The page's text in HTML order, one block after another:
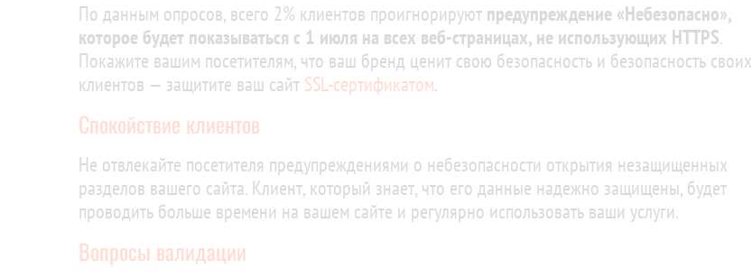
По данным опросов, всего 2% клиентов проигнорируют предупреждение «Небезопасно»,
которое будет показываться с 1 июля на всех веб-страницах, не использующих HTTPS.
Покажите вашим посетителям, что ваш бренд ценит свою безопасность и безопасность своих
клиентов — защитите ваш сайт SSL-сертификатом.
Спокойствие клиентов
Не отвлекайте посетителя предупреждениями о небезопасности открытия незащищенных
разделов вашего сайта. Клиент, который знает, что его данные надежно защищены, будет
проводить больше времени на вашем сайте и регулярно использовать ваши услуги.
Вопросы валидации